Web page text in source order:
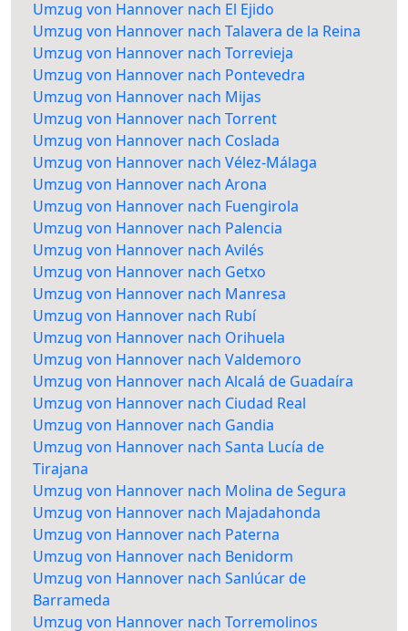
Umzug von Hannover nach El Ejido
Umzug von Hannover nach Talavera de la Reina
Umzug von Hannover nach Torrevieja
Umzug von Hannover nach Pontevedra
Umzug von Hannover nach Mijas
Umzug von Hannover nach Torrent
Umzug von Hannover nach Coslada
Umzug von Hannover nach Vélez-Málaga
Umzug von Hannover nach Arona
Umzug von Hannover nach Fuengirola
Umzug von Hannover nach Palencia
Umzug von Hannover nach Avilés
Umzug von Hannover nach Getxo
Umzug von Hannover nach Manresa
Umzug von Hannover nach Rubí
Umzug von Hannover nach Orihuela
Umzug von Hannover nach Valdemoro
Umzug von Hannover nach Alcalá de Guadaíra
Umzug von Hannover nach Ciudad Real
Umzug von Hannover nach Gandia
Umzug von Hannover nach Santa Lucía de
Tirajana
Umzug von Hannover nach Molina de Segura
Umzug von Hannover nach Majadahonda
Umzug von Hannover nach Paterna
Umzug von Hannover nach Benidorm
Umzug von Hannover nach Sanlúcar de
Barrameda
Umzug von Hannover nach Torremolinos